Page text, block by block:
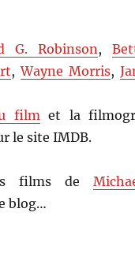
G. Robinson,
,Wayne Morris,
filmet la
le site IMDB.
films de
blog…